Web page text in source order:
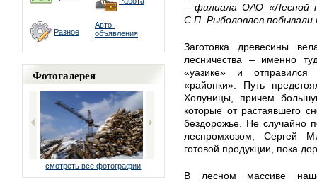
Разное
Авто-
объявления
Фотогалерея
смотреть все фотографии
– филиала ОАО «Лесной
С.П. Рыболовлев побывали
Заготовка древесины
лесничества – именно
«уазике» и отправился
«районки». Путь
Холуницы, причем
которые от растаявшего
бездорожье. Не случайно
леспромхозом, Сергей
готовой продукции, пока
В лесном массиве